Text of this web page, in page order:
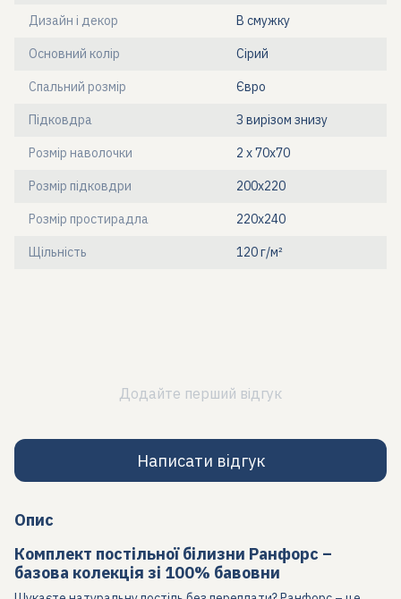
Дизайн і декор В смужку
Основний колір Сірий
Спальний розмір Євро
Підковдра З вирізом знизу
Розмір наволочки 2 х 70х70
Розмір підковдри 200х220
Розмір простирадла 220х240
Щільність 120 г/м²
Додайте перший відгук
Написати відгук
Опис
Комплект постільної білизни Ранфорс –
базова колекція зі 100% бавовни